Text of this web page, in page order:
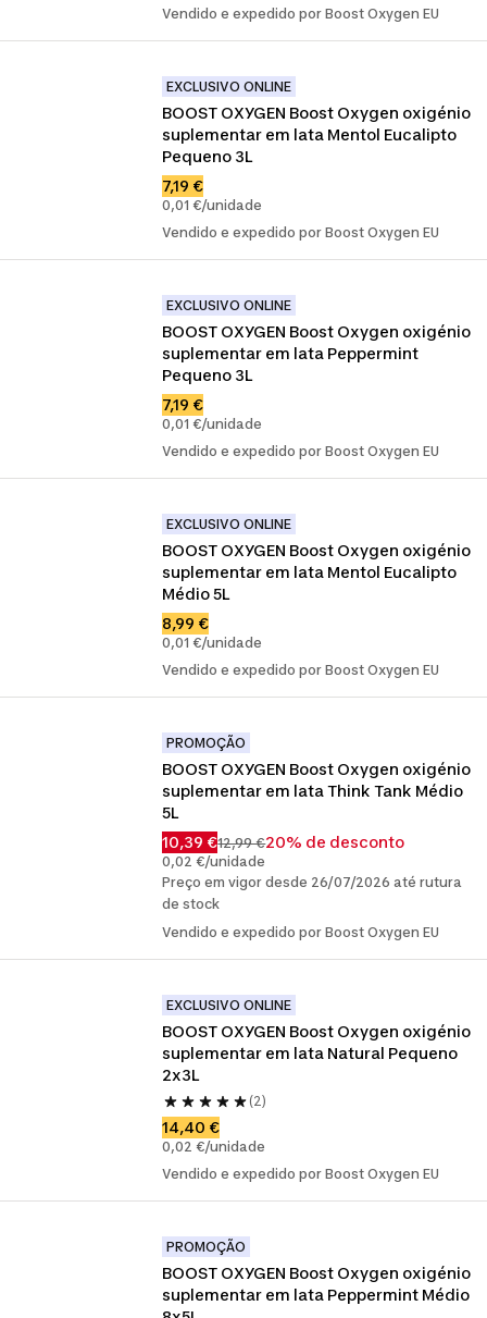
Vendido e expedido por Boost Oxygen EU
EXCLUSIVO ONLINE
BOOST OXYGEN Boost Oxygen oxigénio
suplementar em lata Mentol Eucalipto
Pequeno 3L
7,19 €
0,01 €/unidade
Vendido e expedido por Boost Oxygen EU
EXCLUSIVO ONLINE
BOOST OXYGEN Boost Oxygen oxigénio
suplementar em lata Peppermint
Pequeno 3L
7,19 €
0,01 €/unidade
Vendido e expedido por Boost Oxygen EU
EXCLUSIVO ONLINE
BOOST OXYGEN Boost Oxygen oxigénio
suplementar em lata Mentol Eucalipto
Médio 5L
8,99 €
0,01 €/unidade
Vendido e expedido por Boost Oxygen EU
PROMOÇÃO
BOOST OXYGEN Boost Oxygen oxigénio
suplementar em lata Think Tank Médio
5L
10,39 €12,99 €20% de desconto
0,02 €/unidade
Preço em vigor desde 26/07/2026 até rutura
de stock
Vendido e expedido por Boost Oxygen EU
EXCLUSIVO ONLINE
BOOST OXYGEN Boost Oxygen oxigénio
suplementar em lata Natural Pequeno
2x3L
(2)
14,40 €
0,02 €/unidade
Vendido e expedido por Boost Oxygen EU
PROMOÇÃO
BOOST OXYGEN Boost Oxygen oxigénio
suplementar em lata Peppermint Médio